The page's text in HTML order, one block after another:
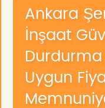
Ankara
İnşaat
Durdurma
Uygun